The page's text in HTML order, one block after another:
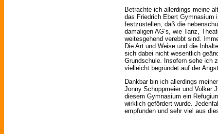
Betrachte ich allerdings meine
das Friedrich Ebert Gymnasium
festzustellen, daß die
damaligen AG’s, wie Tanz,
weitesgehend verebbt sind.
Die Art und Weise und die
sich dabei nicht wesentlich
Grundschule. Insofern sehe ich
vielleicht begründet auf der
Dankbar bin ich allerdings
Jonny Schoppmeier und Volker
diesem Gymnasium ein
wirklich gefördert wurde.
empfunden und sehr viel aus